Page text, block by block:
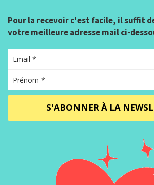
Pour la recevoir c'est facile, il suffit
votre meilleure adresse mail ci-
S'ABONNER À LA